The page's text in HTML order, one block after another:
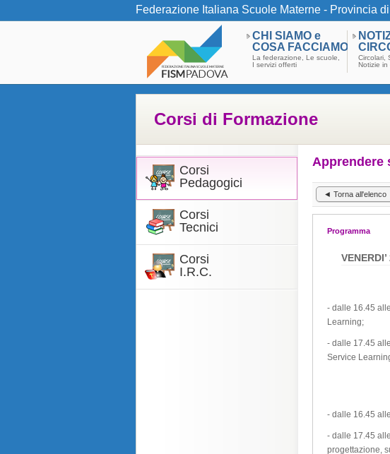
Federazione Italiana Scuole Materne - Provincia
CHI SIAMO e
COSA FACCIAMO
La federazione, Le scuole,
I servizi offerti
Circolari,
Notizie in
Corsi di Formazione
Corsi
Pedagogici
Corsi
Tecnici
Corsi
I.R.C.
Apprendere
◄ Torna all'elenco
Programma
- dalle 16.45
Learning;
- dalle 17.45
Service
- dalle 16.45
- dalle 17.45
progettazione,